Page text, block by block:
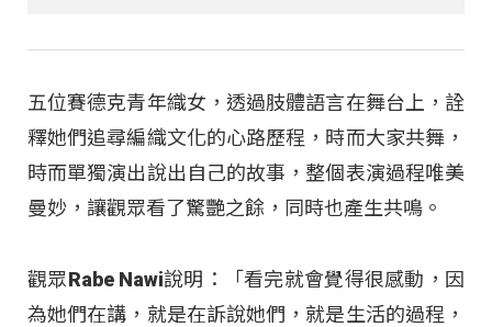
五位賽德克青年織女，透過肢體語言在舞台上，詮
釋她們追尋編織文化的心路歷程，時而大家共舞，
時而單獨演出說出自己的故事，整個表演過程唯美
曼妙，讓觀眾看了驚艷之餘，同時也產生共鳴。
觀眾Rabe Nawi說明：「看完就會覺得很感動，因
為她們在講，就是在訴說她們，就是生活的過程，